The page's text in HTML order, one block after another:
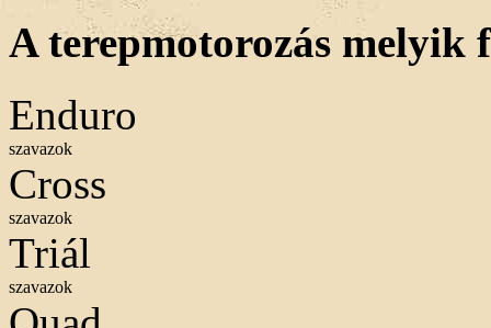
A terepmotorozás melyik
Enduro
szavazok
Cross
szavazok
Triál
szavazok